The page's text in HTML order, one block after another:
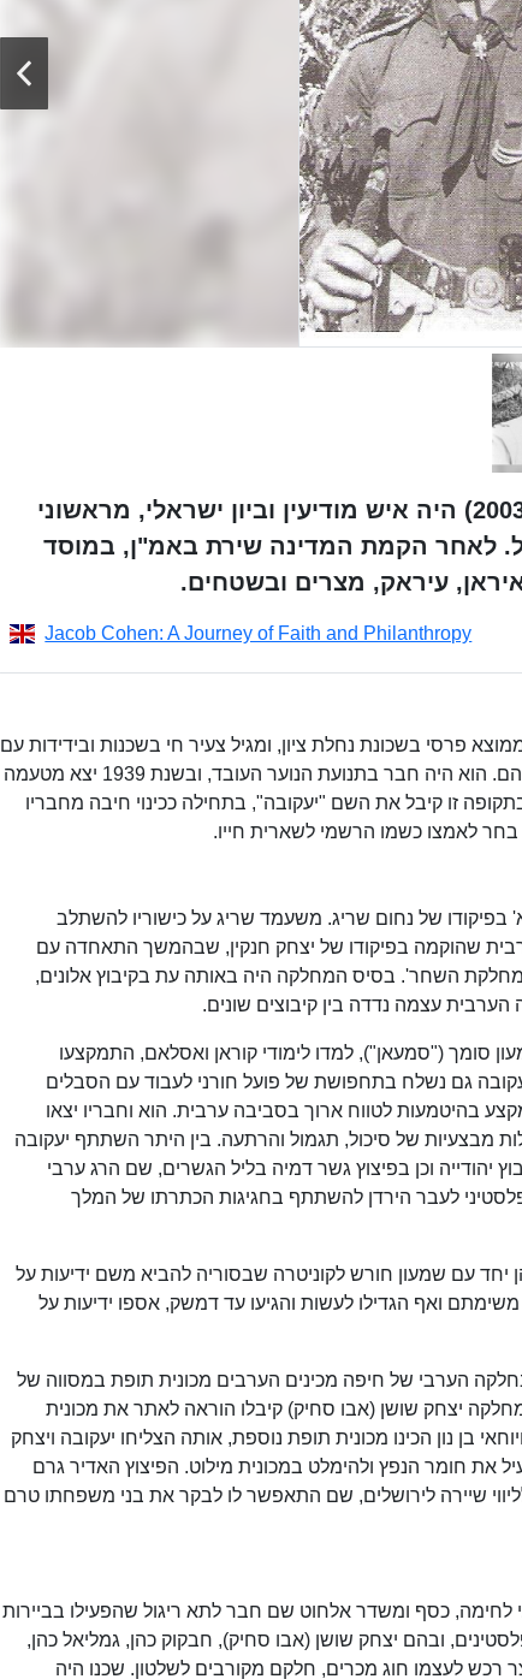
יעקוּבָּה כהן (24 ביוני 1924 - 13 באוקטובר 2003) היה איש מודיעין וביון ישראלי, מראשוני
לאחר הקמת המדינה שירת באמ"ן, במוסד
איראן, עיראק, מצרים ובשטחים.
Jacob Cohen: A Journey of Faith and Philanthropy
פרסי בשכונת נחלת ציון, ומגיל צעיר חי בשכנות ובידידות עם
ערבים מהכפר שייח' באדר הסמוך ולמד את שפתם ומנהגיהם. הוא היה חבר בתנועת הנוער העובד, ובשנת 1939 יצא מטעמה
זו קיבל את השם "יעקובה", בתחילה ככינוי חיבה מחבריו
לאמצו כשמו הרשמי לשארית חייו.
א' בפיקודו של נחום שריג. משעמד שריג על כישוריו להשתלב
שהוקמה בפיקודו של יצחק חנקין, שבהמשך התאחדה עם
השחר'. בסיס המחלקה היה באותה עת בקיבוץ אלונים,
עצמה נדדה בין קיבוצים שונים.
סומך ("סמעאן"), למדו לימודי קוראן ואסלאם, התמקצעו
גם נשלח בתחפושת של פועל חורני לעבוד עם הסבלים
בהיטמעות לטווח ארוך בסביבה ערבית. הוא וחבריו יצאו
מבצעיות של סיכול, תגמול והרתעה. בין היתר השתתף יעקובה
וכן בפיצוץ גשר דמיה בליל הגשרים, שם הרג ערבי
נשלח יעקובה כערבי פלסטיני לעבר הירדן להשתתף בחגיגות הכתרתו של המלך
עם שמעון חורש לקוניטרה שבסוריה להביא משם ידיעות על
ואף הגדילו לעשות והגיעו עד דמשק, אספו ידיעות על
בחלקה הערבי של חיפה מכינים הערבים מכונית תופת במסווה של
יצחק שושן (אבו סחיק) קיבלו הוראה לאתר את מכונית
בן נון הכינו מכונית תופת נוספת, אותה הצליחו יעקובה ויצחק
את חומר הנפץ ולהימלט במכונית מילוט. הפיצוץ האדיר גרם
צורף כמפקד משוריין לליווי שיירה לירושלים, שם התאפשר לו לבקר את בני משפחתו טרם
כסף ומשדר אלחוט שם חבר לתא ריגול שהפעילו בביירות
ובהם יצחק שושן (אבו סחיק), חבקוק כהן, גמליאל כהן,
רכש לעצמו חוג מכרים, חלקם מקורבים לשלטון. שכנו היה